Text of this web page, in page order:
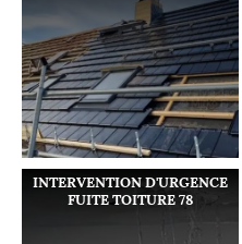
INTERVENTION D'URGENCE
FUITE TOITURE 78